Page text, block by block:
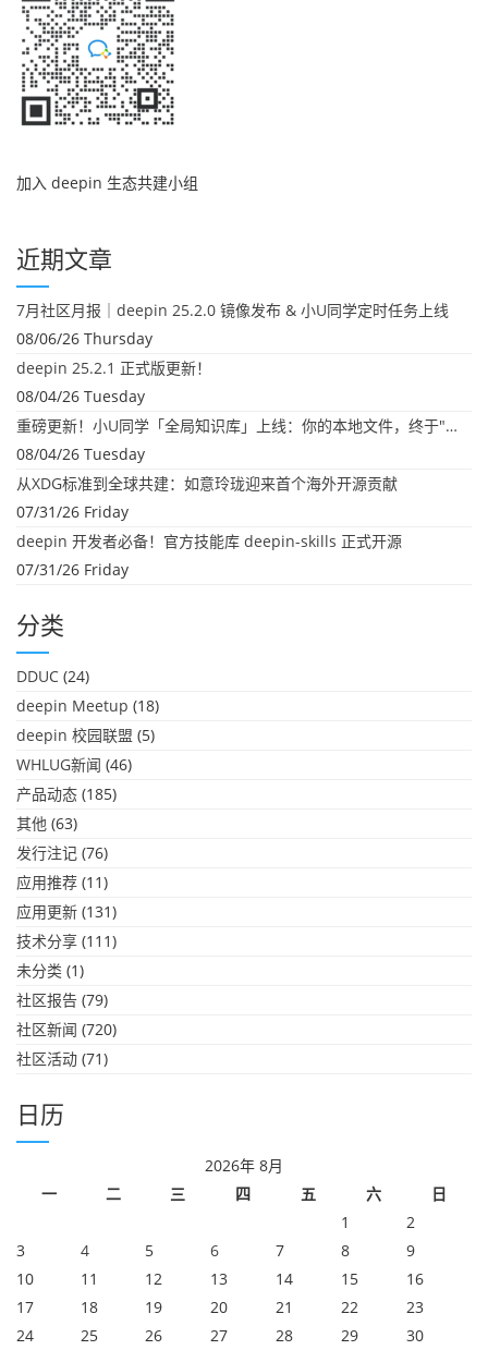
加入 deepin 生态共建小组
近期文章
7月社区月报｜deepin 25.2.0 镜像发布 & 小U同学定时任务上线
08/06/26 Thursday
deepin 25.2.1 正式版更新！
08/04/26 Tuesday
重磅更新！小U同学「全局知识库」上线：你的本地文件，终于"活"起来了
08/04/26 Tuesday
从XDG标准到全球共建：如意玲珑迎来首个海外开源贡献
07/31/26 Friday
deepin 开发者必备！官方技能库 deepin-skills 正式开源
07/31/26 Friday
分类
DDUC (24)
deepin Meetup (18)
deepin 校园联盟 (5)
WHLUG新闻 (46)
产品动态 (185)
其他 (63)
发行注记 (76)
应用推荐 (11)
应用更新 (131)
技术分享 (111)
未分类 (1)
社区报告 (79)
社区新闻 (720)
社区活动 (71)
日历
2026年 8月
一
二 三 四 五 六
日
1
2
3
4 5 6 7 8
9
10
11 12 13 14 15
16
17
18 19 20 21 22
23
24
25 26 27 28 29 30